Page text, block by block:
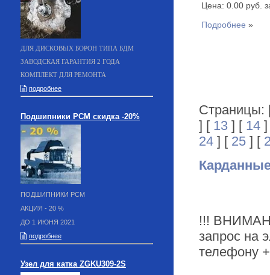
Цена: 0.00 руб.
Подробнее »
] [ 13 ] [ 14
24 ] [ 25 ] [
!!!
запрос на
телефону
ДЛЯ ДИСКОВЫХ БОРОН ТИПА БДМ
ЗАВОДСКАЯ ГАРАНТИЯ 2 ГОДА
КОМПЛЕКТ ДЛЯ РЕМОНТА
подробнее
Подшипники РСМ скидка -20%
ПОДШИПНИКИ РСМ
АКЦИЯ - 20 %
ДО 1 ИЮНЯ 2021
подробнее
Узел для катка ZGKU309-2S